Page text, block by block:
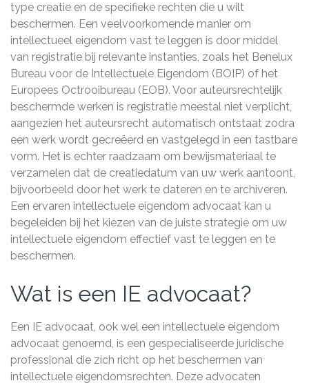
type creatie en de specifieke rechten die u wilt
beschermen. Een veelvoorkomende manier om
intellectueel eigendom vast te leggen is door middel
van registratie bij relevante instanties, zoals het Benelux
Bureau voor de Intellectuele Eigendom (BOIP) of het
Europees Octrooibureau (EOB). Voor auteursrechtelijk
beschermde werken is registratie meestal niet verplicht,
aangezien het auteursrecht automatisch ontstaat zodra
een werk wordt gecreëerd en vastgelegd in een tastbare
vorm. Het is echter raadzaam om bewijsmateriaal te
verzamelen dat de creatiedatum van uw werk aantoont,
bijvoorbeeld door het werk te dateren en te archiveren.
Een ervaren intellectuele eigendom advocaat kan u
begeleiden bij het kiezen van de juiste strategie om uw
intellectuele eigendom effectief vast te leggen en te
beschermen.
Wat is een IE advocaat?
Een IE advocaat, ook wel een intellectuele eigendom
advocaat genoemd, is een gespecialiseerde juridische
professional die zich richt op het beschermen van
intellectuele eigendomsrechten. Deze advocaten